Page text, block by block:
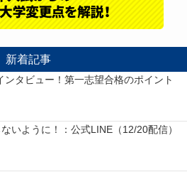
新着記事
ンタビュー！第一志望合格のポイント
いように！：公式LINE（12/20配信）